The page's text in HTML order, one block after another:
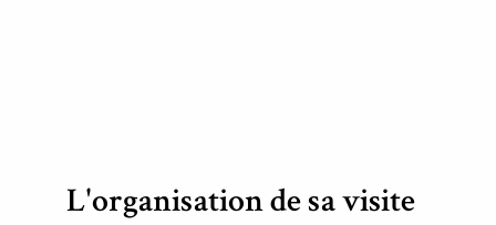
L'organisation de sa visite